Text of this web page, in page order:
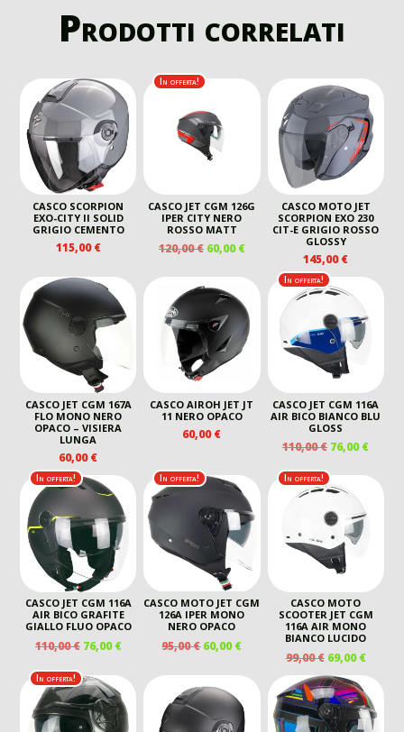
Prodotti correlati
CASCO SCORPION
EXO-CITY II SOLID
GRIGIO CEMENTO
115,00€
In offerta!
CASCO JET CGM 126G
IPER CITY NERO
ROSSO MATT
120,00€ IL
ORIGINALE
ERA:
120,00 €.
60,00€IL
ATTUALE
60,00 €.
CASCO MOTO JET
SCORPION EXO 230
CIT-E GRIGIO ROSSO
GLOSSY
145,00€
CASCO JET CGM 167A
FLO MONO NERO
OPACO – VISIERA
LUNGA
60,00€
CASCO AIROH JET JT
11 NERO OPACO
60,00€
In offerta!
CASCO JET CGM 116A
AIR BICO BIANCO BLU
GLOSS
110,00€ IL
ORIGINALE
ERA:
110,00 €.
76,00€IL
In offerta!
CASCO JET CGM 116A
AIR BICO GRAFITE
GIALLO FLUO OPACO
110,00€ IL
ORIGINALE
ERA:
110,00 €.
76,00€IL
ATTUALE
È:
76,00 €.
In offerta!
CASCO MOTO JET CGM
126A IPER MONO
NERO OPACO
95,00€ IL
ORIGINALE
ERA:
95,00 €.
60,00€IL
PREZZO
ATTUALE
60,00 €.
In offerta!
CASCO MOTO
SCOOTER JET CGM
116A AIR MONO
BIANCO LUCIDO
99,00€ IL
PREZZO
ORIGINALE
ERA:
99,00 €.
69,00€IL
È:
69,00
In offerta!